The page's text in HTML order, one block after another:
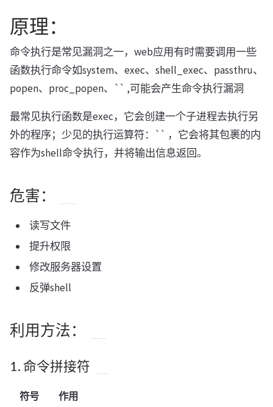
原理：
命令执行是常见漏洞之一，web应用有时需要调用一些
函数执行命令如system、exec、shell_exec、passthru、
popen、proc_popen、`` ,可能会产生命令执行漏洞
最常见执行函数是exec，它会创建一个子进程去执行另
外的程序；少见的执行运算符：`` ，它会将其包裹的内
容作为shell命令执行，并将输出信息返回。
危害：
读写文件
提升权限
修改服务器设置
反弹shell
利用方法：
1. 命令拼接符
符号 作用